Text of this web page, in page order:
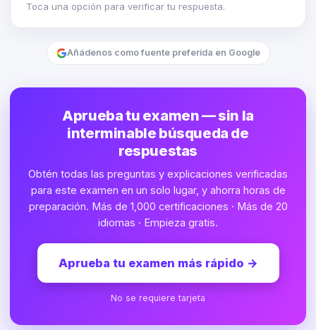
Toca una opción para verificar tu respuesta.
Añádenos como fuente preferida en Google
Aprueba tu examen — sin la
interminable búsqueda de
respuestas
Obtén todas las preguntas y explicaciones verificadas
para este examen en un solo lugar, y ahorra horas de
preparación. Más de 1,000 certificaciones · Más de 20
idiomas · Empieza gratis.
Aprueba tu examen más rápido →
No se requiere tarjeta